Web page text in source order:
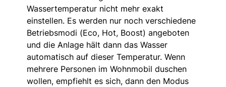
Wassertemperatur nicht mehr exakt
einstellen. Es werden nur noch verschiedene
Betriebsmodi (Eco, Hot, Boost) angeboten
und die Anlage hält dann das Wasser
automatisch auf dieser Temperatur. Wenn
mehrere Personen im Wohnmobil duschen
wollen, empfiehlt es sich, dann den Modus